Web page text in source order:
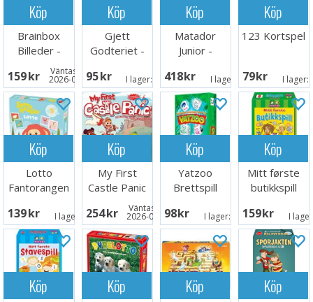
Köp
Brainbox
Billeder -
DANSK
159 SEK Väntas in:
2026-08-15
Köp
Gjett
Godteriet -
95 SEK I lager:
Köp
Matador
Junior -
418 SEK I lager: 5
Köp
123 Kortspel
79 SEK I lager:
Köp
Lotto
Fantorangen
139 SEK I lager: 4
Köp
My First
Castle Panic
Brädspel
254 SEK Väntas in:
2026-09-30
Köp
Yatzoo
Brettspill
98 SEK I lager:
Köp
Mitt første
butikkspill
159 SEK I
Köp Köp Köp Köp